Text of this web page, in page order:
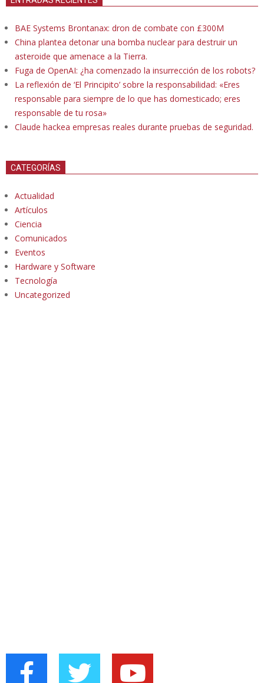
BAE Systems Brontanax: dron de combate con £300M
China plantea detonar una bomba nuclear para destruir un
asteroide que amenace a la Tierra.
Fuga de OpenAI: ¿ha comenzado la insurrección de los robots?
La reflexión de ‘El Principito’ sobre la responsabilidad: «Eres
responsable para siempre de lo que has domesticado; eres
responsable de tu rosa»
Claude hackea empresas reales durante pruebas de seguridad.
CATEGORÍAS
Actualidad
Artículos
Ciencia
Comunicados
Eventos
Hardware y Software
Tecnología
Uncategorized